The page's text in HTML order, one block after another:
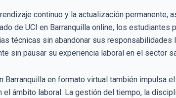
continuo y la actualización permanente,
de UCI en Barranquilla online, los
técnicas sin abandonar sus responsabilidades
sin pausar su experiencia laboral en el sector
Barranquilla en formato virtual también impulsa
el ámbito laboral. La gestión del tiempo, la